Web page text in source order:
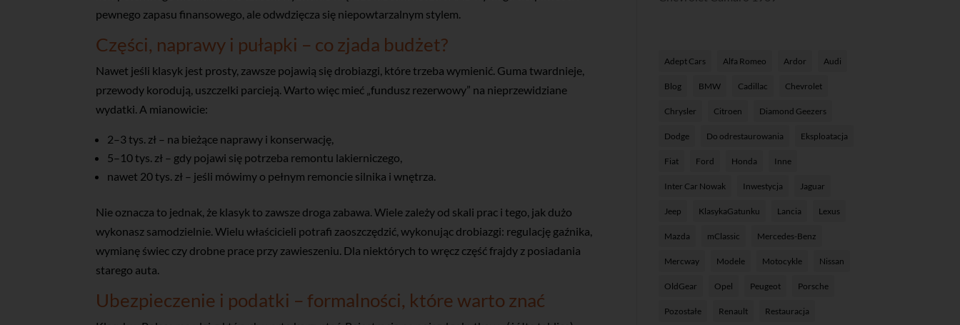
pewnego zapasu finansowego, ale odwdzięcza się niepowtarzalnym stylem.
Części, naprawy i pułapki – co zjada budżet?
Nawet jeśli klasyk jest prosty, zawsze pojawią się drobiazgi, które trzeba wymienić. Guma twardnieje,
przewody korodują, uszczelki parcieją. Warto więc mieć „fundusz rezerwowy” na nieprzewidziane
wydatki. A mianowicie:
2–3 tys. zł – na bieżące naprawy i konserwację,
5–10 tys. zł – gdy pojawi się potrzeba remontu lakierniczego,
nawet 20 tys. zł – jeśli mówimy o pełnym remoncie silnika i wnętrza.
Nie oznacza to jednak, że klasyk to zawsze droga zabawa. Wiele zależy od skali prac i tego, jak dużo
wykonasz samodzielnie. Wielu właścicieli potrafi zaoszczędzić, wykonując drobiazgi: regulację gaźnika,
wymianę świec czy drobne prace przy zawieszeniu. Dla niektórych to wręcz część frajdy z posiadania
starego auta.
Ubezpieczenie i podatki – formalności, które warto znać
Adept Cars Alfa Romeo Ardor Audi
Blog BMW Cadillac Chevrolet
Chrysler Citroen Diamond Geezers
Dodge Do odrestaurowania Eksploatacja
Fiat Ford Honda Inne
Inter Car Nowak Inwestycja Jaguar
Jeep KlasykaGatunku Lancia Lexus
Mazda mClassic Mercedes-Benz
Mercway Modele Motocykle Nissan
OldGear Opel Peugeot Porsche
Pozostałe Renault Restauracja